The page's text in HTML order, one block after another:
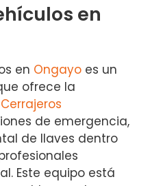
en
en Ongayo es un
ofrece la
Cerrajeros
de emergencia,
de llaves dentro
Este equipo está